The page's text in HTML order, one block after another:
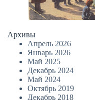
Архивы
Апрель 2026
Январь 2026
Май 2025
Декабрь 2024
Май 2024
Октябрь 2019
Декабрь 2018